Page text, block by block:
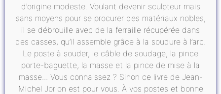
d’origine modeste. Voulant devenir sculpteur mais
sans moyens pour se procurer des matériaux nobles,
il se débrouille avec de la ferraille récupérée dans
des casses, qu’il assemble grâce à la soudure à l’arc.
Le poste à souder, le câble de soudage, la pince
porte-baguette, la masse et la pince de mise à la
masse... Vous connaissez ? Sinon ce livre de Jean-
Michel Jorion est pour vous. À vos postes et bonne